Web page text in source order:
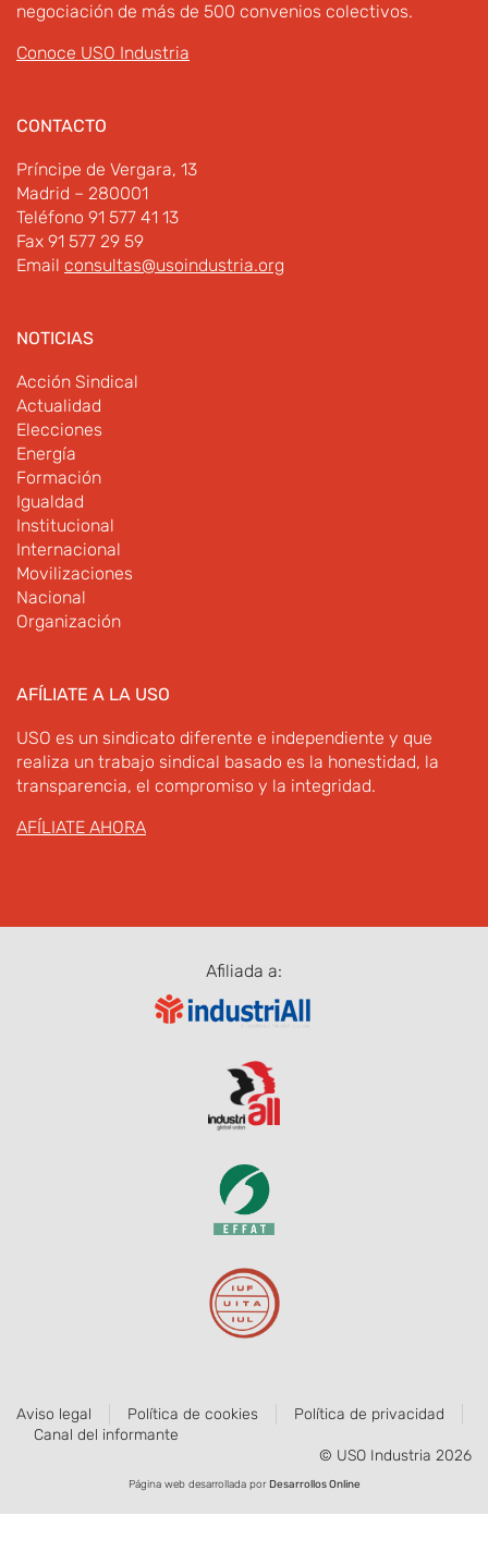
negociación de más de 500 convenios colectivos.
Conoce USO Industria
CONTACTO
Príncipe de Vergara, 13
Madrid – 280001
Teléfono 91 577 41 13
Fax 91 577 29 59
Email consultas@usoindustria.org
NOTICIAS
Acción Sindical
Actualidad
Elecciones
Energía
Formación
Igualdad
Institucional
Internacional
Movilizaciones
Nacional
Organización
AFÍLIATE A LA USO
USO es un sindicato diferente e independiente y que
realiza un trabajo sindical basado es la honestidad, la
transparencia, el compromiso y la integridad.
AFÍLIATE AHORA
Afiliada a:
Aviso legal Política de cookies
Política de privacidad
Canal del informante
© USO Industria 2026
Página web desarrollada por Desarrollos Online